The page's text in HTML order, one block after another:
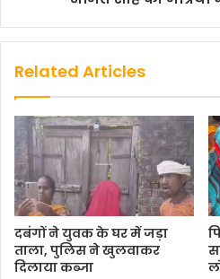
Related Articles
दबंगों ने युवक के घर में जड़ा
ताला, पुलिस ने खुलवाकर
दिलाया कब्जा